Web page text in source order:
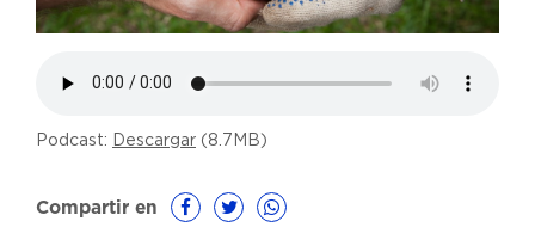
Podcast: Descargar (8.7MB)
Compartir en